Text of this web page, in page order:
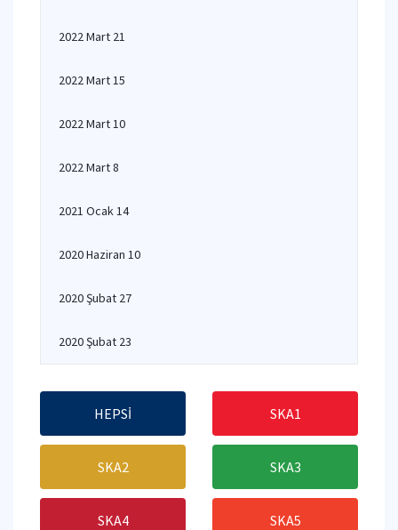
2022 Mart 21
2022 Mart 15
2022 Mart 10
2022 Mart 8
2021 Ocak 14
2020 Haziran 10
2020 Şubat 27
2020 Şubat 23
HEPSİ SKA1
SKA2 SKA3
SKA4 SKA5